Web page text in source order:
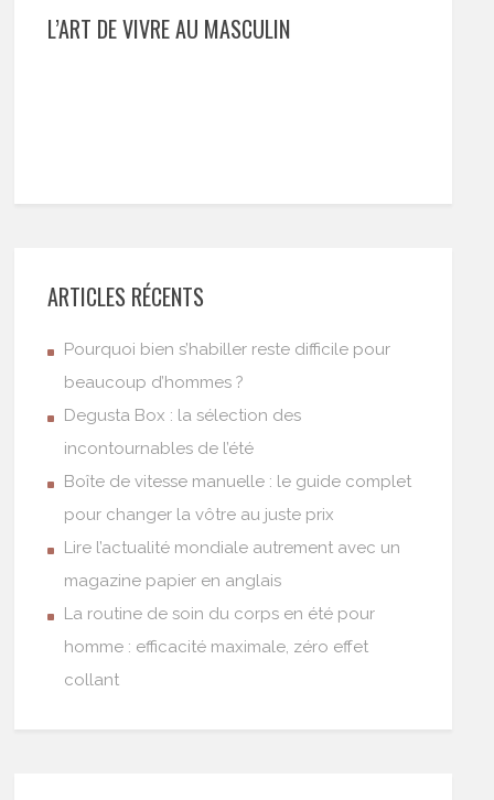
L’ART DE VIVRE AU MASCULIN
ARTICLES RÉCENTS
Pourquoi bien s’habiller reste difficile pour
beaucoup d’hommes ?
Degusta Box : la sélection des
incontournables de l’été
Boîte de vitesse manuelle : le guide complet
pour changer la vôtre au juste prix
Lire l’actualité mondiale autrement avec un
magazine papier en anglais
La routine de soin du corps en été pour
homme : efficacité maximale, zéro effet
collant